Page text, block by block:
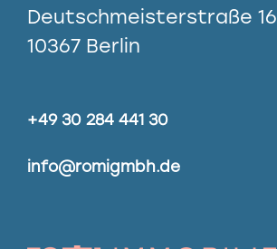
Deutschmeisterstraße 16
10367 Berlin
+49 30 284 441 30
info@romigmbh.de